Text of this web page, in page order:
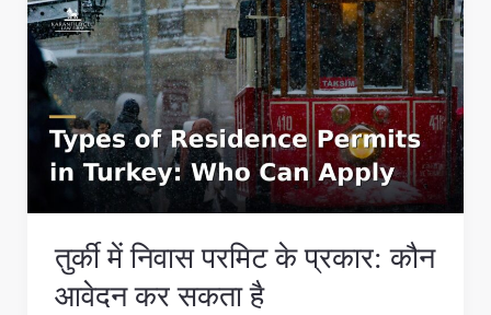
तुर्की में निवास परमिट के प्रकार: कौन
आवेदन कर सकता है
में
निवास
परमिट
के
प्रकार:
कौन
आवेदन
सकता